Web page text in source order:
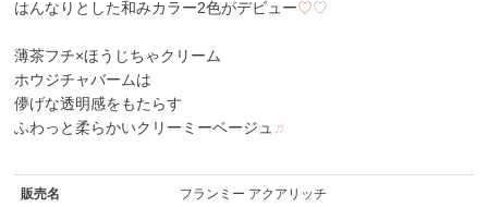
はんなりとした和みカラー2色がデビュー♡♡
薄茶フチ×ほうじちゃクリーム
ホウジチャバームは
儚げな透明感をもたらす
ふわっと柔らかいクリーミーベージュ ♬
販売名 フランミー アクアリッチ